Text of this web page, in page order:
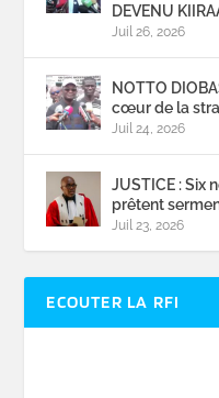
DEVENU
Juil 26, 2026
NOTTO
cœur de la
Juil 24, 2026
JUSTICE : Six
prêtent
Juil 23, 2026
ECOUTER LA RFI